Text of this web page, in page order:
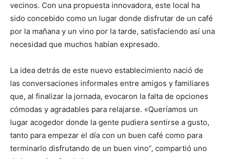
vecinos. Con una propuesta innovadora, este local ha
sido concebido como un lugar donde disfrutar de un café
por la mañana y un vino por la tarde, satisfaciendo así una
necesidad que muchos habían expresado.
La idea detrás de este nuevo establecimiento nació de
las conversaciones informales entre amigos y familiares
que, al finalizar la jornada, evocaron la falta de opciones
cómodas y agradables para relajarse. «Queríamos un
lugar acogedor donde la gente pudiera sentirse a gusto,
tanto para empezar el día con un buen café como para
terminarlo disfrutando de un buen vino”, compartió uno